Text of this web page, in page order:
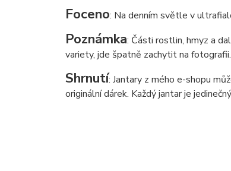
Foceno: Na denním světle v
Poznámka: Části rostlin, hmyz a
variety, jde špatně zachytit na fotografii.
Shrnutí: Jantary z mého e-shopu
originální dárek. Každý jantar je